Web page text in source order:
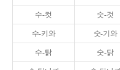
수-컷 숫-것
수-키와 숫-기와
수-탉 숫-닭